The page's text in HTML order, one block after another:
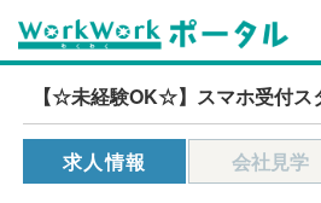
【☆未経験OK☆】スマホ受付ス
求人情報 会社見学